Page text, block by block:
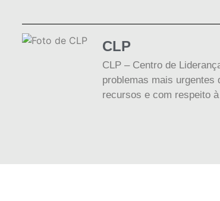
CLP
CLP – Centro de
problemas mais urgentes
recursos e com respeito